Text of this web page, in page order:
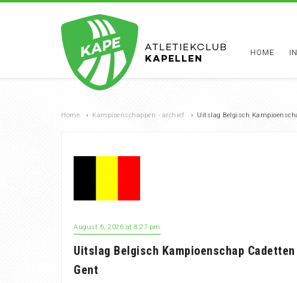
HOME
Home › Kampioenschappen - archief › Uitslag Belgisch
August 6, 2026 at 8:27 pm
Uitslag Belgisch Kampioenschap
Gent